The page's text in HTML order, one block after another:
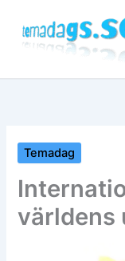
innehåll
Temadag
världens